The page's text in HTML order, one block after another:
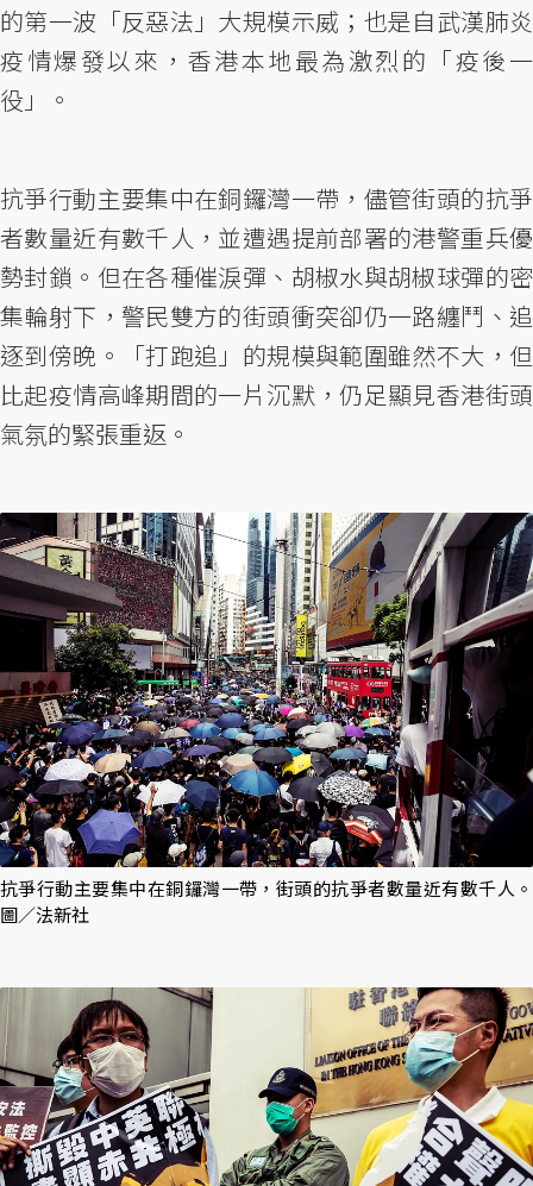
的第一波「反惡法」大規模示威；也是自武漢肺炎
疫情爆發以來，香港本地最為激烈的「疫後一
役」。
抗爭行動主要集中在銅鑼灣一帶，儘管街頭的抗爭
者數量近有數千人，並遭遇提前部署的港警重兵優
勢封鎖。但在各種催淚彈、胡椒水與胡椒球彈的密
集輪射下，警民雙方的街頭衝突卻仍一路纏鬥、追
逐到傍晚。「打跑追」的規模與範圍雖然不大，但
比起疫情高峰期間的一片沉默，仍足顯見香港街頭
氣氛的緊張重返。
抗爭行動主要集中在銅鑼灣一帶，街頭的抗爭者數量近有數千人。
圖／法新社